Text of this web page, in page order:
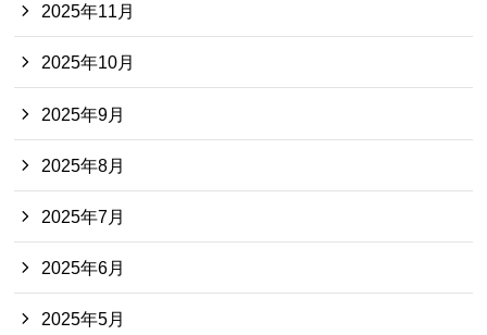
2025年11月
2025年10月
2025年9月
2025年8月
2025年7月
2025年6月
2025年5月